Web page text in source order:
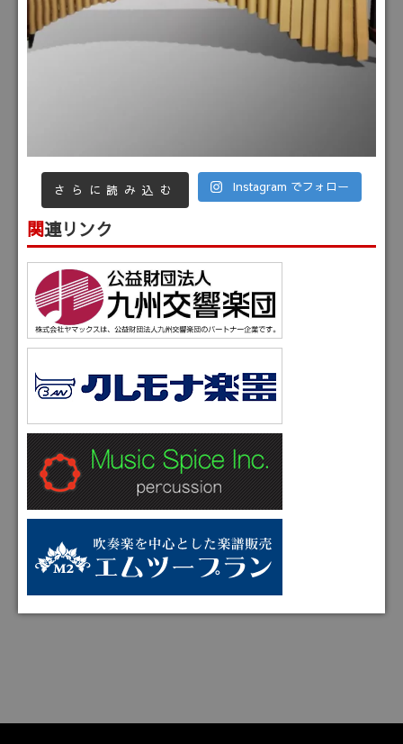
さらに読み込む Instagram でフォロー
関連リンク